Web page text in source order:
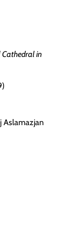
Cathedral in
Aslamazjan